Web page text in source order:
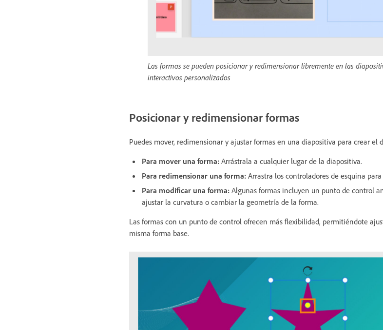
Las formas se pueden posicionar y redimensionar libremente en las
interactivos personalizados
Posicionar y redimensionar formas
Puedes mover, redimensionar y ajustar formas en una diapositiva para crear el
Para mover una forma: Arrástrala a cualquier lugar de la diapositiva.
Para redimensionar una forma: Arrastra los controladores de esquina
Para modificar una forma: Algunas formas incluyen un punto de control
ajustar la curvatura o cambiar la geometría de la forma.
Las formas con un punto de control ofrecen más flexibilidad, permitiéndote
misma forma base.